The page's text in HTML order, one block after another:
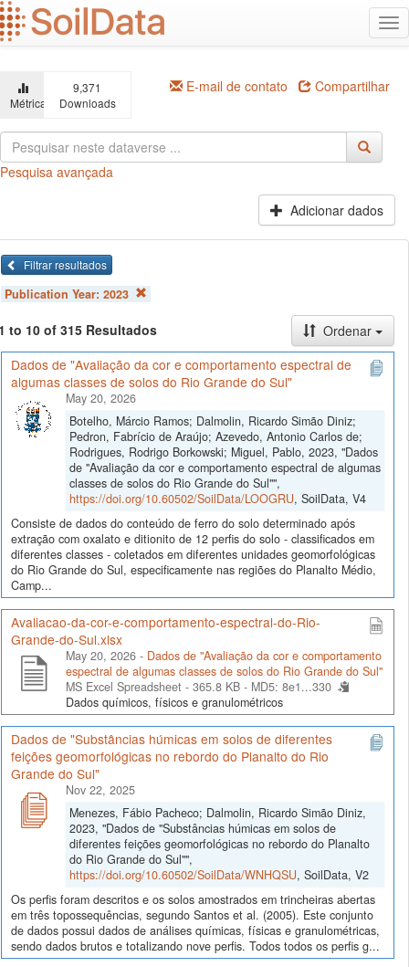
Ir
para
o
principal
Métricas
9,371
Downloads
E-mail de contato Compartilhar
Pesquisa avançada
Adicionar dados
Filtrar resultados
Publication Year: 2023
to 10 of 315 Resultados
Ordenar
Dados de "Avaliação da cor e comportamento espectral de
algumas classes de solos do Rio Grande do Sul"
May 20, 2026
Botelho, Márcio Ramos; Dalmolin, Ricardo Simão Diniz;
Pedron, Fabrício de Araújo; Azevedo, Antonio Carlos de;
Rodrigues, Rodrigo Borkowski; Miguel, Pablo, 2023, "Dados
de "Avaliação da cor e comportamento espectral de algumas
classes de solos do Rio Grande do Sul"",
https://doi.org/10.60502/SoilData/LOOGRU, SoilData, V4
Consiste de dados do conteúdo de ferro do solo determinado após
extração com oxalato e ditionito de 12 perfis do solo - classificados em
diferentes classes - coletados em diferentes unidades geomorfológicas
do Rio Grande do Sul, especificamente nas regiões do Planalto Médio,
Camp...
Avaliacao-da-cor-e-comportamento-espectral-do-Rio-
Grande-do-Sul.xlsx
May 20, 2026 - Dados de "Avaliação da cor e comportamento
espectral de algumas classes de solos do Rio Grande do Sul"
MS Excel Spreadsheet - 365.8 KB - MD5: 8e1...330
Dados químicos, físicos e granulométricos
Dados de "Substâncias húmicas em solos de diferentes
feições geomorfológicas no rebordo do Planalto do Rio
Grande do Sul"
Nov 22, 2025
Menezes, Fábio Pacheco; Dalmolin, Ricardo Simão Diniz,
2023, "Dados de "Substâncias húmicas em solos de
diferentes feições geomorfológicas no rebordo do Planalto
do Rio Grande do Sul"",
https://doi.org/10.60502/SoilData/WNHQSU, SoilData, V2
Os perfis foram descritos e os solos amostrados em trincheiras abertas
em três topossequências, segundo Santos et al. (2005). Este conjunto
de dados possui dados de análises químicas, físicas e granulométricas,
sendo dados brutos e totalizando nove perfis. Todos todos os perfis g...